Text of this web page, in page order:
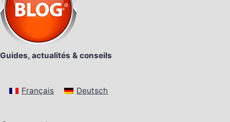
Guides, actualités & conseils
Français Deutsch